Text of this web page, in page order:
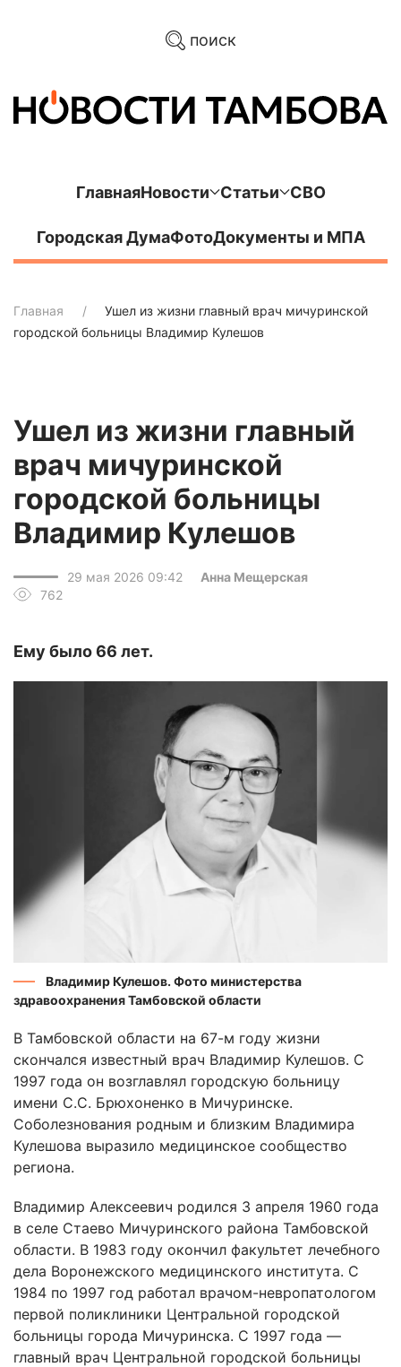
поиск
ГлавнаяНовости Статьи СВО
Городская ДумаФотоДокументы и МПА
Главная
Ушел из жизни главный врач мичуринской
городской больницы Владимир Кулешов
Ушел из жизни главный
врач мичуринской
городской больницы
Владимир Кулешов
29 мая 2026 09:42
Анна Мещерская
762
Ему было 66 лет.
Владимир Кулешов. Фото министерства
здравоохранения Тамбовской области
В Тамбовской области на 67-м году жизни
скончался известный врач Владимир Кулешов. С
1997 года он возглавлял городскую больницу
имени С.С. Брюхоненко в Мичуринске.
Соболезнования родным и близким Владимира
Кулешова выразило медицинское сообщество
региона.
Владимир Алексеевич родился 3 апреля 1960 года
в селе Стаево Мичуринского района Тамбовской
области. В 1983 году окончил факультет лечебного
дела Воронежского медицинского института. С
1984 по 1997 год работал врачом-невропатологом
первой поликлиники Центральной городской
больницы города Мичуринска. С 1997 года —
главный врач Центральной городской больницы